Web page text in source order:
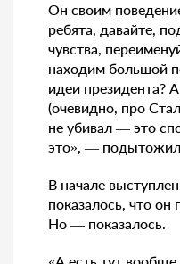
Он своим
ребята, давайте,
чувства,
находим большой
идеи президента?
(очевидно, про
не убивал — это
это», —
В начале
показалось, что он
Но — показалось.